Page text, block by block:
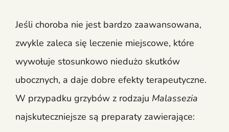
Jeśli choroba nie jest bardzo zaawansowana,
zwykle zaleca się leczenie miejscowe, które
wywołuje stosunkowo niedużo skutków
ubocznych, a daje dobre efekty terapeutyczne.
W przypadku grzybów z rodzaju Malassezia
najskuteczniejsze są preparaty zawierające: